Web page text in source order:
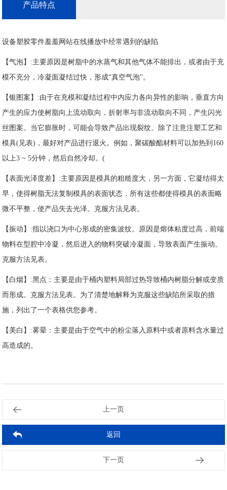
产品特点
设备塑胶零件羞羞网站在线播放中经常遇到的缺陷
【气泡】:主要原因是树脂中的水蒸气和其他气体不能排出，或者由于充
模不充分，冷凝面凝结过快，形成“真空气泡”。
【银图案】:由于在充模和凝结过程中内应力各向异性的影响，垂直方向
产生的应力使树脂向上流动取向，折射率与非流动取向不同，产生闪光
丝图案。当它膨胀时，可能会导致产品出现裂纹。除了注意注塑工艺和
模具(见表)，最好对产品进行退火。例如，聚碳酸酯材料可以加热到160
以上3 ~ 5分钟，然后自然冷却。(
【表面光泽度差】:主要原因是模具的粗糙度大，另一方面，它凝结得太
早，使得树脂无法复制模具的表面状态，所有这些都使得模具的表面略
微不平整，使产品失去光泽。克服方法见表。
【振动】:指以浇口为中心形成的密集波纹。原因是熔体粘度过高，前端
物料在型腔中冷凝，然后进入的物料突破冷凝面，导致表面产生振动。
克服方法见表。
【白烟】:黑点：主要是由于桶内塑料局部过热导致桶内树脂分解或变质
而形成。克服方法见表。为了清楚地解释为克服这些缺陷所采取的措
施，列出了一个表格供您参考。
【美白】:雾晕：主要是由于空气中的粉尘落入原料中或者原料含水量过
高造成的。
上一页
返回
下一页